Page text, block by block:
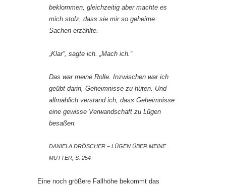
beklommen, gleichzeitig aber machte es
mich stolz, dass sie mir so geheime
Sachen erzählte.
„Klar“, sagte ich. „Mach ich.“
Das war meine Rolle. Inzwischen war ich
geübt darin, Geheimnisse zu hüten. Und
allmählich verstand ich, dass Geheimnisse
eine gewisse Verwandschaft zu Lügen
besaßen.
DANIELA DRÖSCHER – LÜGEN ÜBER MEINE
MUTTER, S. 254
Eine noch größere Fallhöhe bekommt das